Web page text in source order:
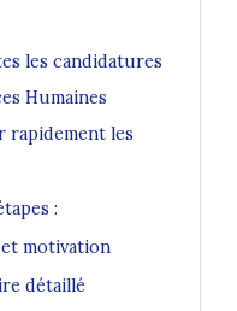
les candidatures
Humaines
rapidement les
:
motivation
détaillé